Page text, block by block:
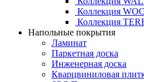
Коллекция
Коллекция
Напольные покрытия
Ламинат
Паркетная доска
Инженерная доска
Кварцвиниловая